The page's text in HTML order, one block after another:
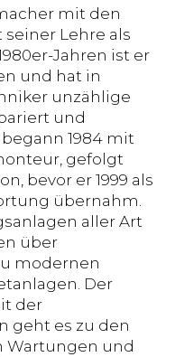
mit den
Lehre als
Jahren ist er
und hat in
unzählige
und
1984 mit
gefolgt
bevor er 1999 als
übernahm.
aller Art
über
modernen
Der
der
geht es zu den
Wartungen und